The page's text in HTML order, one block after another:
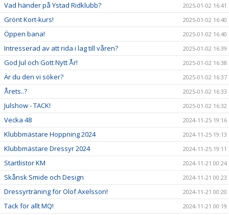
Vad händer på Ystad Ridklubb? 2025-01-02 16:41
Grönt Kort-kurs! 2025-01-02 16:40
Öppen bana! 2025-01-02 16:40
Intresserad av att rida i lag till våren? 2025-01-02 16:39
God Jul och Gott Nytt År! 2025-01-02 16:38
Är du den vi söker? 2025-01-02 16:37
Årets..? 2025-01-02 16:33
Julshow - TACK! 2025-01-02 16:32
Vecka 48 2024-11-25 19:16
Klubbmästare Hoppning 2024 2024-11-25 19:13
Klubbmästare Dressyr 2024 2024-11-25 19:11
Startlistor KM 2024-11-21 00:24
Skånsk Smide och Design 2024-11-21 00:23
Dressyrträning för Olof Axelsson! 2024-11-21 00:20
Tack för allt MQ! 2024-11-21 00:19